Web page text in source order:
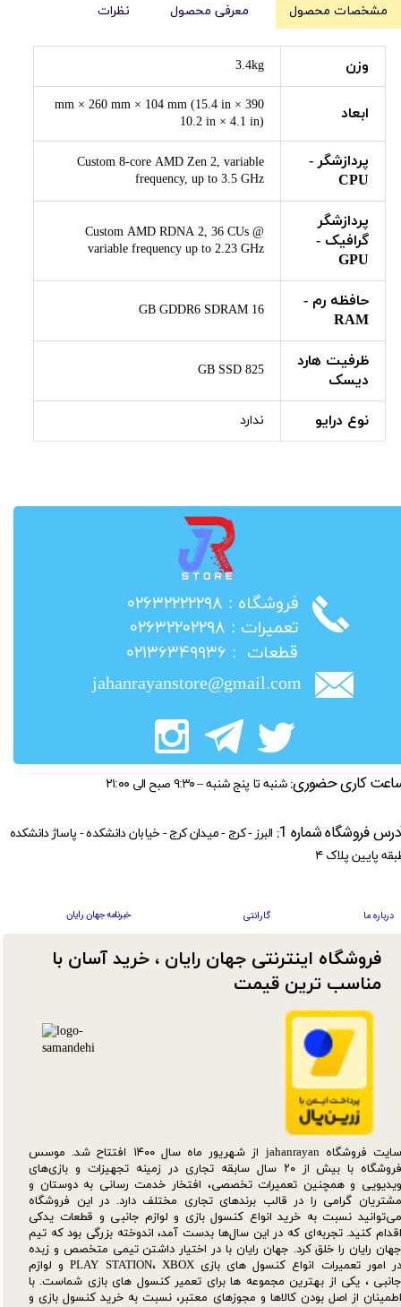
مشخصات محصول معرفی محصول نظرات
وزن 3.4kg
ابعاد
390 mm × 260 mm × 104 mm (15.4 in ×
10.2 in × 4.1 in)
پردازشگر -
CPU
Custom 8-core AMD Zen 2, variable
frequency, up to 3.5 GHz
پردازشگر
گرافیک -
GPU
Custom AMD RDNA 2, 36 CUs @
variable frequency up to 2.23 GHz
حافظه رم -
RAM
16 GB GDDR6 SDRAM
ظرفیت هارد
دیسک
825 GB SSD
نوع درایو ندارد
​فروشگاه : ۰۲۶۳۲۲۲۲۲۹۸
​تعمیرات : ۰۲۶۳۲۲۰۲۲۹۸
​قطعات : ۰۲۱۳۶۳۴۹۹۳۶
jahanrayanstore@gmail.com
سایت فروشگاه jahanrayan از شهریور ماه سال ۱۴۰۰ افتتاح شد. موسس
فروشگاه با بیش از ۲۰ سال سابقه تجاری در زمینه تجهیزات و بازی‌های
ویدیویی و همچنین تعمیرات تخصصی، افتخار خدمت رسانی به دوستان و
مشتریان گرامی را در قالب برندهای تجاری مختلف دارد. در این فروشگاه
می‌توانید نسبت به خرید انواع کنسول بازی و لوازم جانبی و قطعات یدکی‌
اقدام کنید. تجربه‌ای که در این سال‌ها بدست آمد، اندوخته بزرگی بود که تیم
جهان رایان را خلق کرد. جهان رایان با در اختیار داشتن تیمی متخصص و زبده
در امور تعمیرات انواع کنسول های بازی PLAY STATION، XBOX و لوازم
جانبی ، یکی از بهترین مجموعه ها برای تعمیر کنسول های بازی شماست. با
اطمینان از اصل بودن کالاها و مجوزهای معتبر، نسبت به خرید کنسول بازی و
فروشگاه اینترنتی جهان رایان ، خرید آسان با
مناسب ترین قیمت​​​​​​​
کاری حضوری: شنبه تا پنج شنبه – ۹:۳۰ صبح الی ۲۱:۰۰
درباره ما گارانتی خبرنامه جهان رایان
فروشگاه شماره 1:
البرز - کرج - میدان کرج - خیابان دانشکده - پاساژ دانشکده
پایین پلاک ۴